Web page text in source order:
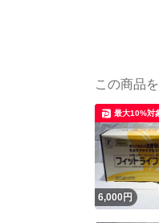
この商品
6,000 円
最大10%対